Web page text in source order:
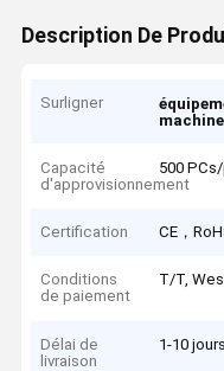
Description De
Surligner
Capacité
d'approvisionnement
500
Certification CE，
Conditions
de paiement
T/T,
Délai de
livraison
1-10